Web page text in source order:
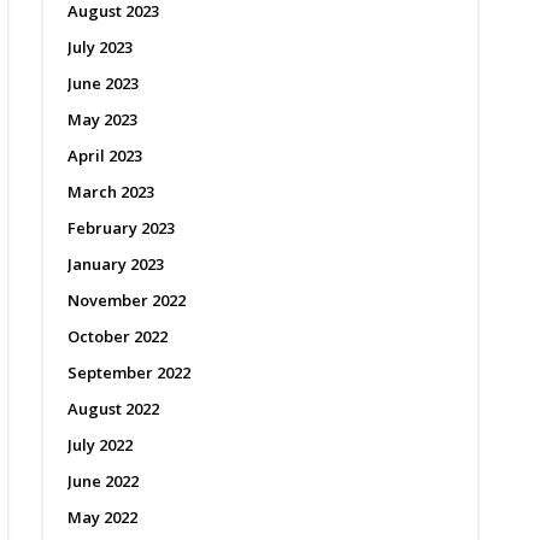
August 2023
July 2023
June 2023
May 2023
April 2023
March 2023
February 2023
January 2023
November 2022
October 2022
September 2022
August 2022
July 2022
June 2022
May 2022